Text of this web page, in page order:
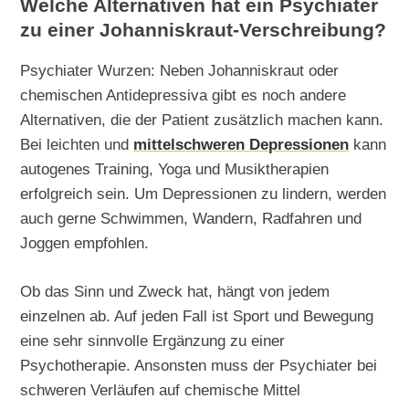
Welche Alternativen hat ein Psychiater
zu einer Johanniskraut-Verschreibung?
Psychiater Wurzen: Neben Johanniskraut oder
chemischen Antidepressiva gibt es noch andere
Alternativen, die der Patient zusätzlich machen kann.
Bei leichten und mittelschweren Depressionen kann
autogenes Training, Yoga und Musiktherapien
erfolgreich sein. Um Depressionen zu lindern, werden
auch gerne Schwimmen, Wandern, Radfahren und
Joggen empfohlen.
Ob das Sinn und Zweck hat, hängt von jedem
einzelnen ab. Auf jeden Fall ist Sport und Bewegung
eine sehr sinnvolle Ergänzung zu einer
Psychotherapie. Ansonsten muss der Psychiater bei
schweren Verläufen auf chemische Mittel